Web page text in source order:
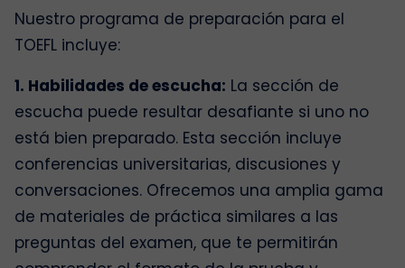
Nuestro programa de preparación para el
TOEFL incluye:
1. Habilidades de escucha: La sección de
escucha puede resultar desafiante si uno no
está bien preparado. Esta sección incluye
conferencias universitarias, discusiones y
conversaciones. Ofrecemos una amplia gama
de materiales de práctica similares a las
preguntas del examen, que te permitirán